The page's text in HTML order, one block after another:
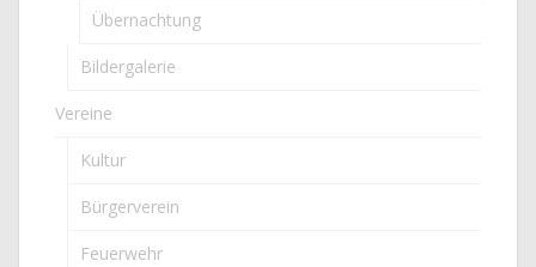
Übernachtung
Bildergalerie
Vereine
Kultur
Bürgerverein
Feuerwehr